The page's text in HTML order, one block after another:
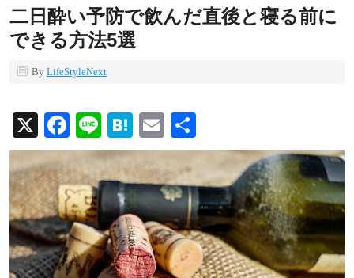
二日酔い予防で飲んだ直後と寝る前に
できる方法5選
By LifeStyleNext
X Facebook
LineHatenaEmail
有